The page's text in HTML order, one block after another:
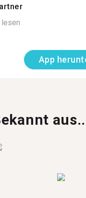
lesen
App